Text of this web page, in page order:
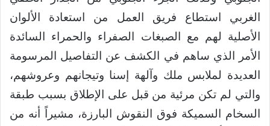
الغربي استطاع فريق العمل من استعادة الألوان
الأصلية لهم مع الصبغات الصفراء والحمراء السائدة
الأمر الذي ساهم في الكشف عن التفاصيل المرسومة
العديدة لملابس ملك وآلهة إسنا وتيجانهم وعروشهم،
والتي لم تكن مرئية من قبل على الإطلاق بسبب طبقة
السخام السميكة فوق النقوش البارزة، مشيراً أنه من